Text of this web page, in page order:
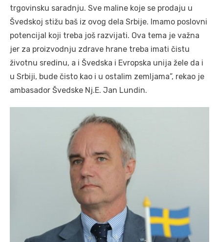
trgovinsku saradnju. Sve maline koje se prodaju u
Švedskoj stižu baš iz ovog dela Srbije. Imamo poslovni
potencijal koji treba još razvijati. Ova tema je važna
jer za proizvodnju zdrave hrane treba imati čistu
životnu sredinu, a i Švedska i Evropska unija žele da i
u Srbiji, bude čisto kao i u ostalim zemljama”, rekao je
ambasador Švedske Nj.E. Jan Lundin.